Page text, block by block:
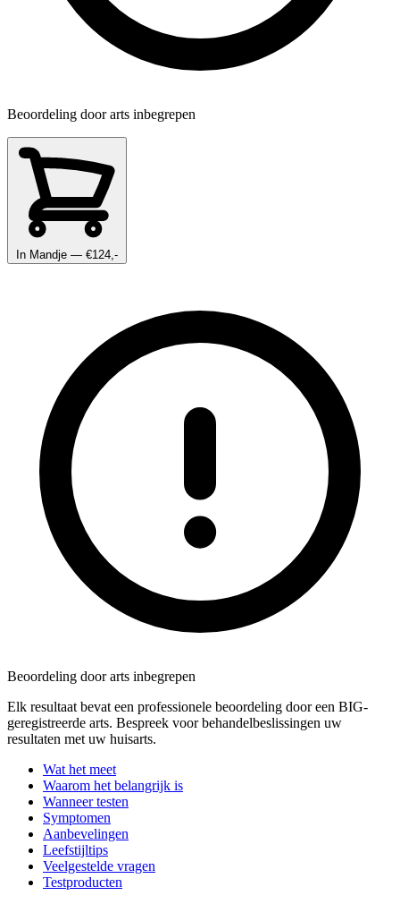
Beoordeling door arts inbegrepen
In Mandje — €124,-
Beoordeling door arts inbegrepen
Elk resultaat bevat een professionele beoordeling door een BIG-
geregistreerde arts. Bespreek voor behandelbeslissingen uw
resultaten met uw huisarts.
Wat het meet
Waarom het belangrijk is
Wanneer testen
Symptomen
Aanbevelingen
Leefstijltips
Veelgestelde vragen
Testproducten